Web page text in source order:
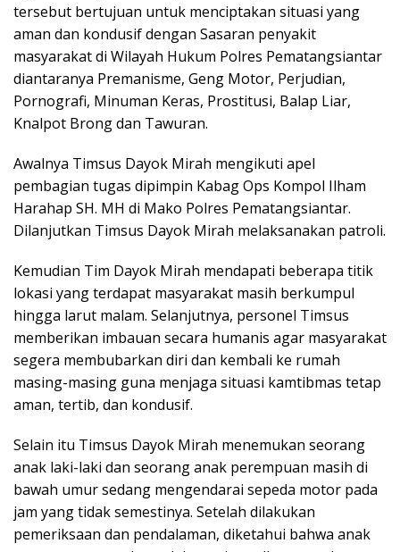
tersebut bertujuan untuk menciptakan situasi yang
aman dan kondusif dengan Sasaran penyakit
masyarakat di Wilayah Hukum Polres Pematangsiantar
diantaranya Premanisme, Geng Motor, Perjudian,
Pornografi, Minuman Keras, Prostitusi, Balap Liar,
Knalpot Brong dan Tawuran.
Awalnya Timsus Dayok Mirah mengikuti apel
pembagian tugas dipimpin Kabag Ops Kompol Ilham
Harahap SH. MH di Mako Polres Pematangsiantar.
Dilanjutkan Timsus Dayok Mirah melaksanakan patroli.
Kemudian Tim Dayok Mirah mendapati beberapa titik
lokasi yang terdapat masyarakat masih berkumpul
hingga larut malam. Selanjutnya, personel Timsus
memberikan imbauan secara humanis agar masyarakat
segera membubarkan diri dan kembali ke rumah
masing-masing guna menjaga situasi kamtibmas tetap
aman, tertib, dan kondusif.
Selain itu Timsus Dayok Mirah menemukan seorang
anak laki-laki dan seorang anak perempuan masih di
bawah umur sedang mengendarai sepeda motor pada
jam yang tidak semestinya. Setelah dilakukan
pemeriksaan dan pendalaman, diketahui bahwa anak